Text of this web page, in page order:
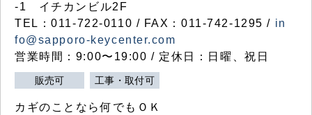
-1 イチカンビル2F
TEL：011-722-0110 / FAX：011-742-1295 / in
fo@sapporo-keycenter.com
営業時間：9:00〜19:00 / 定休日：日曜、祝日
販売可 工事・取付可
カギのことなら何でもＯＫ